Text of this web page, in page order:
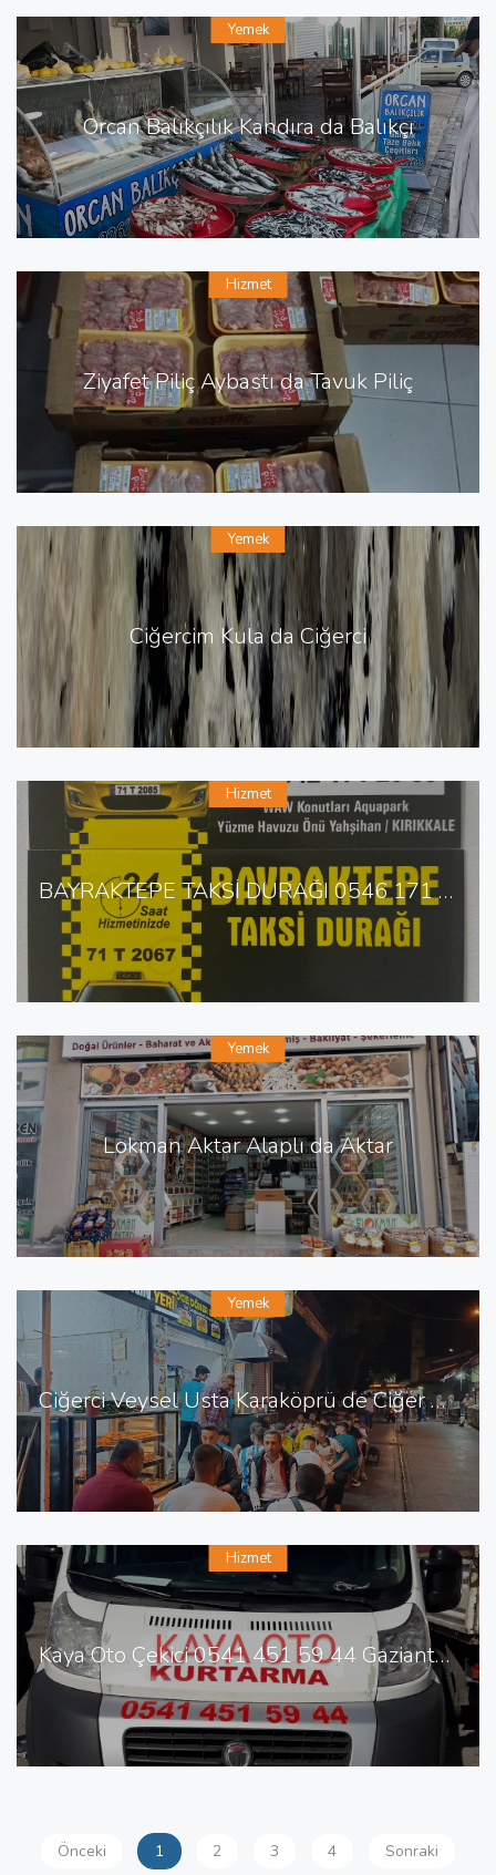
Orcan Balıkçılık Kandıra da Balıkçı
Yemek
Ziyafet Piliç Aybastı da Tavuk Piliç
Hizmet
Ciğercim Kula da Ciğerci
Yemek
BAYRAKTEPE TAKSİ DURAĞI 0546 171 20 67 KIRIKKALEDE TAKSİ
Hizmet
Lokman Aktar Alaplı da Aktar
Yemek
Ciğerci Veysel Usta Karaköprü de Ciğer Şiş
Yemek
Kaya Oto Çekici 0541 451 59 44 Gaziantep te Oto Çekici
Hizmet
Önceki 1 2 3 4 Sonraki